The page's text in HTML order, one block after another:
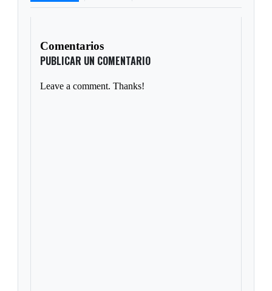
Comentarios
PUBLICAR UN COMENTARIO
Leave a comment. Thanks!